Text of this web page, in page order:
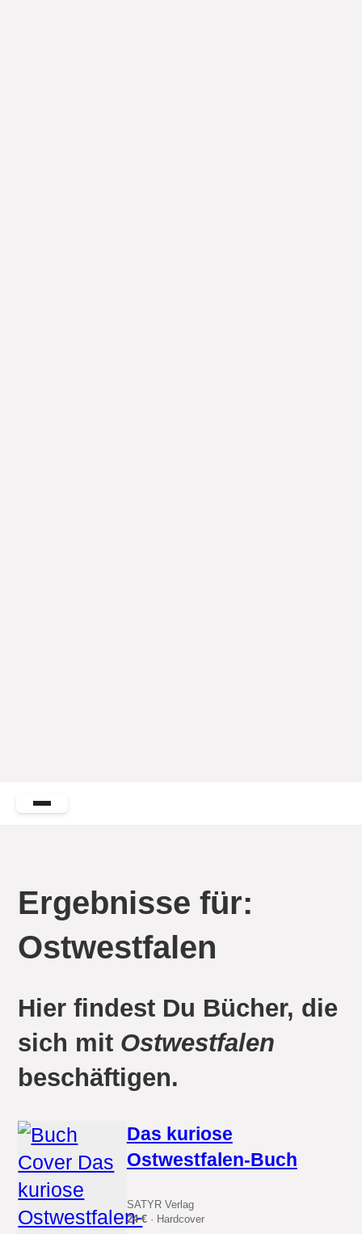
Ergebnisse für:
Ostwestfalen
Hier findest Du Bücher, die
sich mit Ostwestfalen
beschäftigen.
Das kuriose
Ostwestfalen-Buch
SATYR Verlag
24 €· Hardcover